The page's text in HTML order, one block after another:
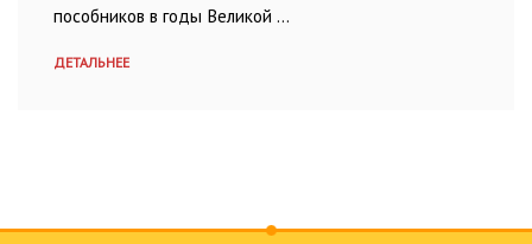
пособников в годы Великой …
ДЕТАЛЬНЕЕ